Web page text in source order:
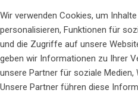
Wir verwenden Cookies, um
personalisieren, Funktionen für
und die Zugriffe auf unsere
geben wir Informationen zu Ihrer
unsere Partner für soziale Medien,
Unsere Partner führen diese